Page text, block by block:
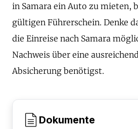
in Samara ein Auto zu mieten,
gültigen Führerschein. Denke
die Einreise nach Samara
Nachweis über eine
Absicherung benötigst.
Dokumente